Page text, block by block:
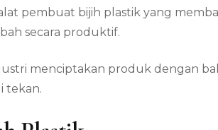
pembuat bijih plastik yang
secara produktif.
menciptakan produk dengan
tekan.